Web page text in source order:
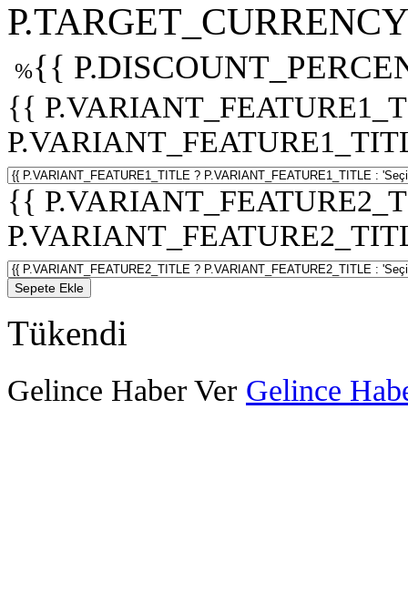
%{{
{{
{{
Sepete Ekle
Tükendi
Gelince Haber Ver Gelince